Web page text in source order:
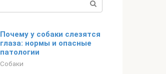
Почему у собаки слезятся
глаза: нормы и опасные
патологии
Собаки